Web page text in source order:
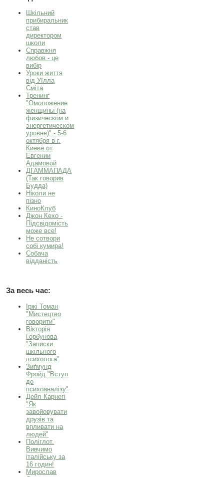
Шкільний
прибиральник
став
директором
школи
Справжня
любов - це
вибір
Уроки життя
від Уїлла
Сміта
Тренинг
"Омоложение
женщины (на
физическом и
энергетическом
уровне)" - 5-6
октября в г.
Киеве от
Евгении
Адамовой
ДГАММАПАДА
(Так говорив
Будда)
Ніколи не
пізно
КиноКлуб
Джон Кехо -
Підсвідомість
може все!
Не сотвори
собі кумира!
Собача
відданість
За весь час:
Іржі Томан
"Мистецтво
говорити"
Вікторія
Горбунова
"Записки
шкільного
психолога"
Зиґмунд
Фройд "Вступ
до
психоаналізу"
Дейл Карнегі
"Як
завойовувати
друзів та
впливати на
людей"
Поліглот.
Вивчимо
італійську за
16 годин!
Мирослав